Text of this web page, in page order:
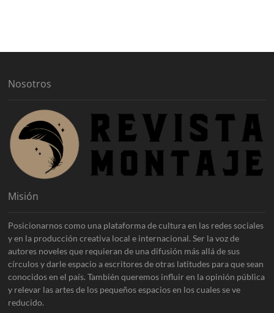
Nosotros
Misión
Posicionarnos como una plataforma de cultura en las redes sociales
y en la producción creativa local e internacional. Ser la voz de
autores noveles que requieran de una difusión más allá de sus
círculos y darle espacio a escritores de otras latitudes para que sean
conocidos en el país. También queremos influir en la opinión pública
y relevar las artes de los pequeños espacios en los cuales se ve
reducido.